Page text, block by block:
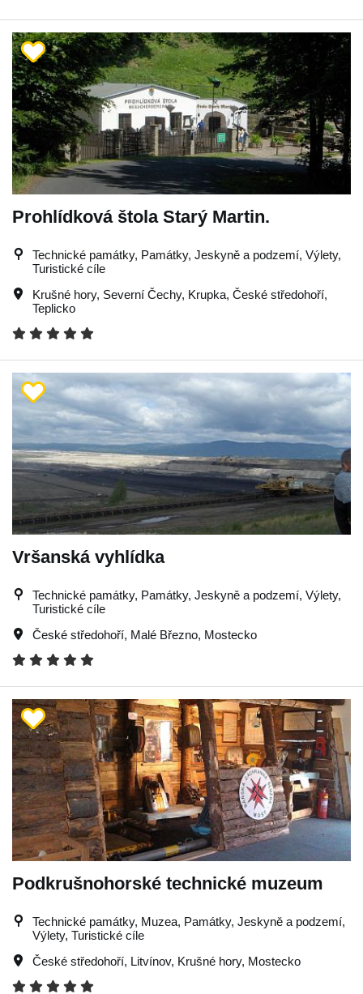
Prohlídková štola Starý Martin.
Technické památky, Památky, Jeskyně a podzemí, Výlety,
Turistické cíle
Krušné hory, Severní Čechy, Krupka, České středohoří,
Teplicko
Vršanská vyhlídka
Technické památky, Památky, Jeskyně a podzemí, Výlety,
Turistické cíle
České středohoří, Malé Březno, Mostecko
Podkrušnohorské technické muzeum
Technické památky, Muzea, Památky, Jeskyně a podzemí,
Výlety, Turistické cíle
České středohoří, Litvínov, Krušné hory, Mostecko